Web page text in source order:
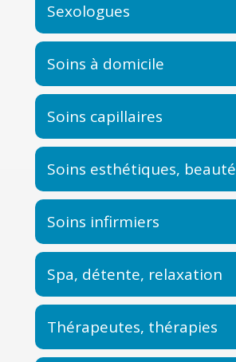
Sexologues
Soins à domicile
Soins capillaires
Soins esthétiques, beauté
Soins infirmiers
Spa, détente, relaxation
Thérapeutes, thérapies